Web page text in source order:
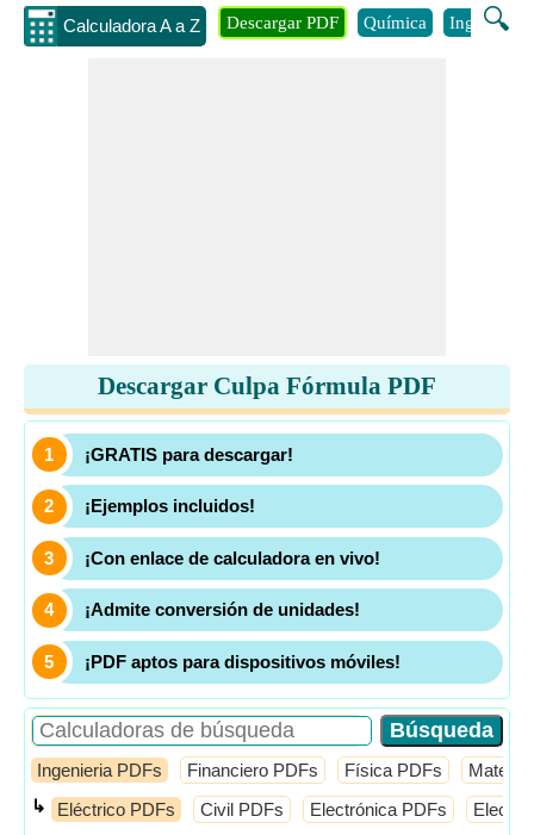
Calculadora A a Z 🔍
Descargar PDF Química Ingenieria
Descargar Culpa Fórmula PDF
¡GRATIS para descargar!
¡Ejemplos incluidos!
¡Con enlace de calculadora en vivo!
¡Admite conversión de unidades!
¡PDF aptos para dispositivos móviles!
Ingenieria PDFs Financiero PDFs Física PDFs Mates
↳ Eléctrico PDFs Civil PDFs Electrónica PDFs